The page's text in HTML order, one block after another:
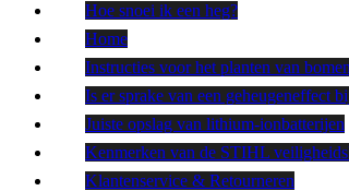
Hoe snoei ik een heg?
Home
Instructies voor het planten van bomen
Is er sprake van een geheugeneffect
Juiste opslag van lithium-ionbatterijen
Kenmerken van de STIHL
Klantenservice & Retourneren